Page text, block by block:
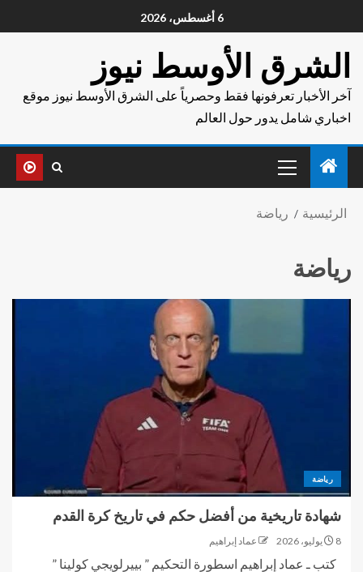
6 أغسطس، 2026
الشرق الأوسط نيوز
آخر الأخبار تعرفونها فقط وحصرياً على الشرق الأوسط نيوز موقع
اخباري شامل يدور حول العالم
الرئيسية رياضة
رياضة
رياضة
شهادة تاريخية من أفضل حكم في تاريخ كرة القدم
8 يوليو، 2026 عماد إبراهيم
كتب ـ عماد إبراهيم اسطورة التحكيم ” بييرلويجي كولينا ”